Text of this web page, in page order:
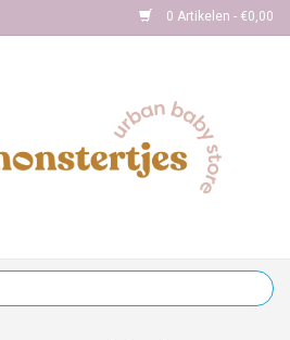
0 Artikelen - €0,00